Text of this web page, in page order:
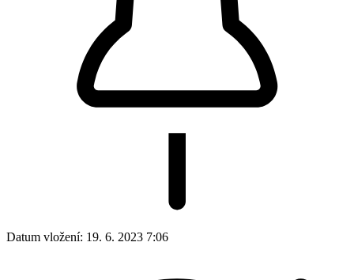
Datum vložení: 19. 6. 2023 7:06